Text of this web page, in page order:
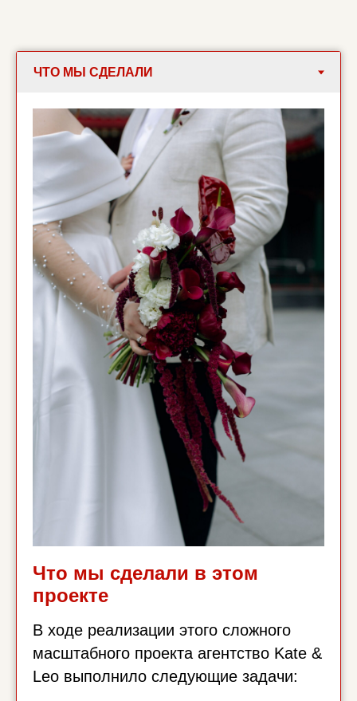
Что мы сделали в этом
проекте
В ходе реализации этого сложного
масштабного проекта агентство Kate &
Leo выполнило следующие задачи: